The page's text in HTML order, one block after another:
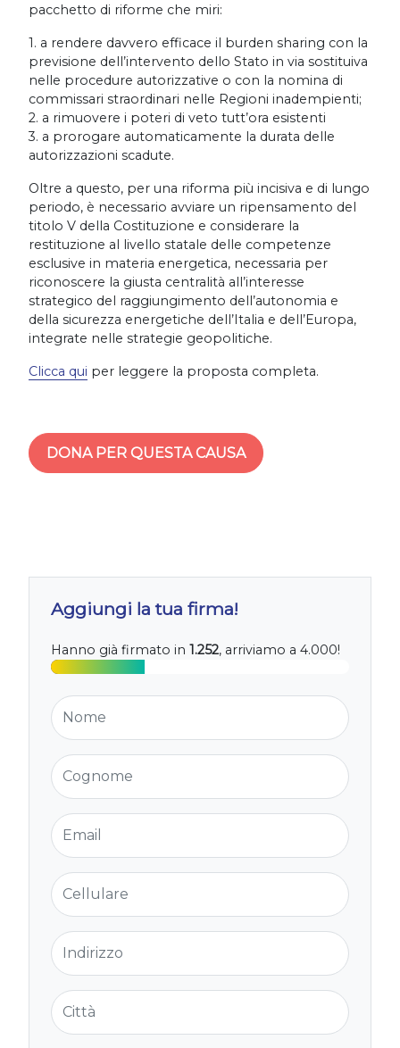
pacchetto di riforme che miri:
1. a rendere davvero efficace il burden sharing con la
previsione dell’intervento dello Stato in via sostituiva
nelle procedure autorizzative o con la nomina di
commissari straordinari nelle Regioni inadempienti;
2. a rimuovere i poteri di veto tutt’ora esistenti
3. a prorogare automaticamente la durata delle
autorizzazioni scadute.
Oltre a questo, per una riforma più incisiva e di lungo
periodo, è necessario avviare un ripensamento del
titolo V della Costituzione e considerare la
restituzione al livello statale delle competenze
esclusive in materia energetica, necessaria per
riconoscere la giusta centralità all’interesse
strategico del raggiungimento dell’autonomia e
della sicurezza energetiche dell’Italia e dell’Europa,
integrate nelle strategie geopolitiche.
Clicca qui per leggere la proposta completa.
DONA PER QUESTA CAUSA
Aggiungi la tua firma!
Hanno già firmato in 1.252, arriviamo a 4.000!
Nome
Cognome
Email
Cellulare
Indirizzo
Città